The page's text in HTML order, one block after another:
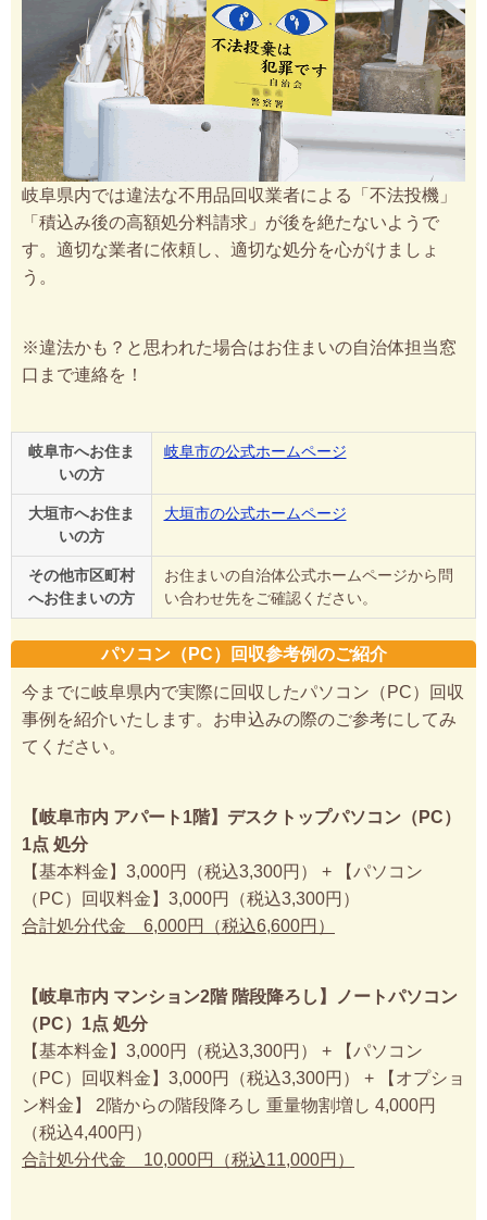
岐阜県内では違法な不用品回収業者による「不法投機」
「積込み後の高額処分料請求」が後を絶たないようで
す。適切な業者に依頼し、適切な処分を心がけましょ
う。
※違法かも？と思われた場合はお住まいの自治体担当窓
口まで連絡を！
岐阜市へお住ま
いの方
岐阜市の公式ホームページ
大垣市へお住ま
いの方
大垣市の公式ホームページ
その他市区町村
へお住まいの方
お住まいの自治体公式ホームページから問
い合わせ先をご確認ください。
パソコン（PC）回収参考例のご紹介
今までに岐阜県内で実際に回収したパソコン（PC）回収
事例を紹介いたします。お申込みの際のご参考にしてみ
てください。
【岐阜市内 アパート1階】デスクトップパソコン（PC）
1点 処分
【基本料金】3,000円（税込3,300円） + 【パソコン
（PC）回収料金】3,000円（税込3,300円）
合計処分代金 6,000円（税込6,600円）
【岐阜市内 マンション2階 階段降ろし】ノートパソコン
（PC）1点 処分
【基本料金】3,000円（税込3,300円） + 【パソコン
（PC）回収料金】3,000円（税込3,300円） + 【オプショ
ン料金】 2階からの階段降ろし 重量物割増し 4,000円
（税込4,400円）
合計処分代金 10,000円（税込11,000円）